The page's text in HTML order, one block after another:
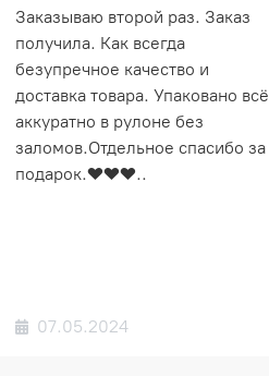
Заказываю второй раз. Заказ
получила. Как всегда
безупречное качество и
доставка товара. Упаковано всё
аккуратно в рулоне без
заломов.Отдельное спасибо за
подарок.❤️❤️❤️..
07.05.2024